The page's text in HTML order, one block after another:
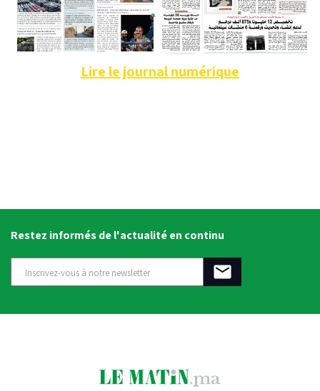
Lire le journal numérique
Restez informés de l'actualité en continu